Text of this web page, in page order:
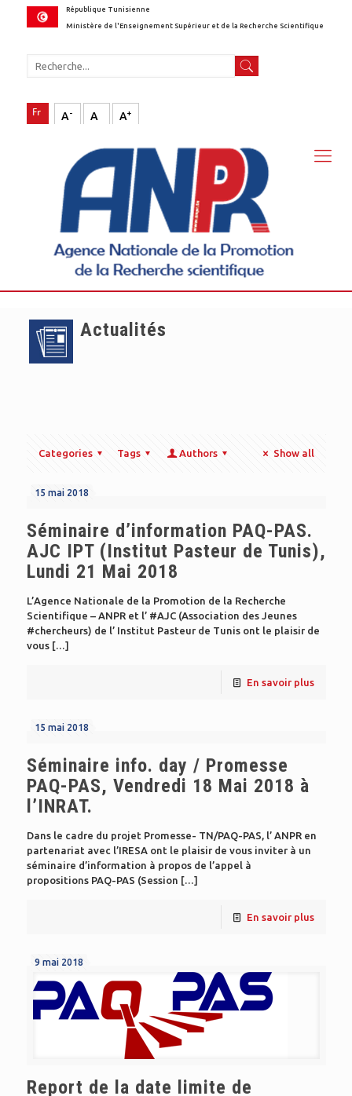
République Tunisienne
Ministère de l'Enseignement Supérieur et de la Recherche Scientifique
A- A A+
Actualités
Categories Tags Authors Show all
15 mai 2018
Séminaire d’information PAQ-PAS.
AJC IPT (Institut Pasteur de Tunis),
Lundi 21 Mai 2018
L’Agence Nationale de la Promotion de la Recherche
Scientifique – ANPR et l’ #AJC (Association des Jeunes
#chercheurs) de l’ Institut Pasteur de Tunis ont le plaisir de
vous[…]
En savoir plus
15 mai 2018
Séminaire info. day / Promesse
PAQ-PAS, Vendredi 18 Mai 2018 à
l’INRAT.
Dans le cadre du projet Promesse- TN/PAQ-PAS, l’ ANPR en
partenariat avec l’IRESA ont le plaisir de vous inviter à un
séminaire d’information à propos de l’appel à
propositions PAQ-PAS (Session […]
En savoir plus
9 mai 2018
Report de la date limite de